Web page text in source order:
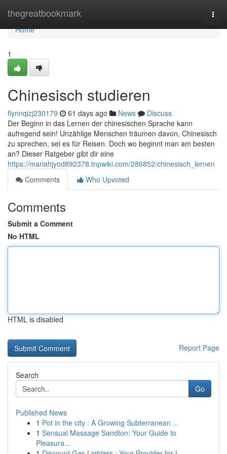
thegreatbookmark
Home
Home
1
Chinesisch studieren
flynnqizj230179 61 days ago News
Discuss
Der Beginn in das Lernen der chinesischen Sprache kann
aufregend sein! Unzählige Menschen träumen davon, Chinesisch
zu sprechen, sei es für Reisen. Doch wo beginnt man am besten
an? Dieser Ratgeber gibt dir eine
https://mariahjyod892378.tnpwiki.com/286852/chinesisch_lernen
Comments
Who Upvoted
Comments
Submit a Comment
No HTML
HTML is disabled
Report Page
Search
Go
Published News
1 Pot in the city : A Growing Subterranean ...
1 Sensual Massage Sandton: Your Guide to
Pleasura...